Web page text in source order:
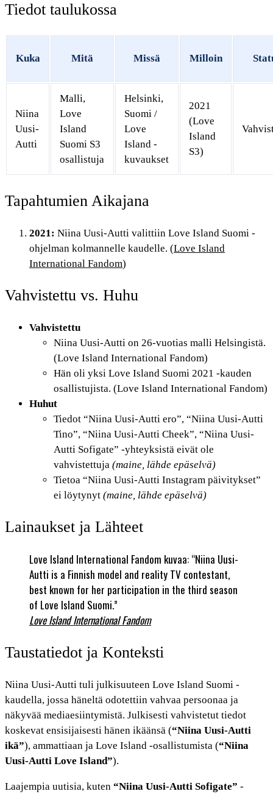
Tiedot taulukossa
Kuka Mitä Missä Milloin
Niina
Uusi-
Autti
Malli,
Love
Island
Suomi S3
osallistuja
Helsinki,
Suomi /
Love
Island -
kuvaukset
2021
(Love
Island
S3)
Tapahtumien Aikajana
2021: Niina Uusi-Autti valittiin Love Island Suomi -
ohjelman kolmannelle kaudelle. (Love Island
International Fandom)
Vahvistettu vs. Huhu
Vahvistettu
Niina Uusi-Autti on 26-vuotias malli Helsingistä.
(Love Island International Fandom)
Hän oli yksi Love Island Suomi 2021 -kauden
osallistujista. (Love Island International Fandom)
Huhut
Tiedot “Niina Uusi-Autti ero”, “Niina Uusi-Autti
Tino”, “Niina Uusi-Autti Cheek”, “Niina Uusi-
Autti Sofigate” -yhteyksistä eivät ole
vahvistettuja (maine, lähde epäselvä)
Tietoa “Niina Uusi-Autti Instagram päivitykset”
ei löytynyt (maine, lähde epäselvä)
Lainaukset ja Lähteet
Love Island International Fandom kuvaa: “Niina Uusi-
Autti is a Finnish model and reality TV contestant,
best known for her participation in the third season
of Love Island Suomi.”
Love Island International Fandom
Taustatiedot ja Konteksti
Niina Uusi-Autti tuli julkisuuteen Love Island Suomi -
kaudella, jossa häneltä odotettiin vahvaa persoonaa ja
näkyvää mediaesiintymistä. Julkisesti vahvistetut tiedot
koskevat ensisijaisesti hänen ikäänsä (“Niina Uusi-Autti
ikä”), ammattiaan ja Love Island -osallistumista (“Niina
Uusi-Autti Love Island”).
Laajempia uutisia, kuten “Niina Uusi-Autti Sofigate” -